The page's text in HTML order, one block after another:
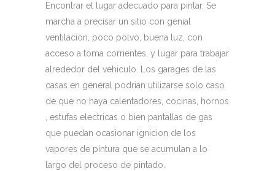
Encontrar el lugar adecuado para pintar. Se
marcha a precisar un sitio con genial
ventilacion, poco polvo, buena luz, con
acceso a toma corrientes, y lugar para trabajar
alrededor del vehiculo. Los garages de las
casas en general podrian utilizarse solo caso
de que no haya calentadores, cocinas, hornos
, estufas electricas o bien pantallas de gas
que puedan ocasionar ignicion de los
vapores de pintura que se acumulan a lo
largo del proceso de pintado.